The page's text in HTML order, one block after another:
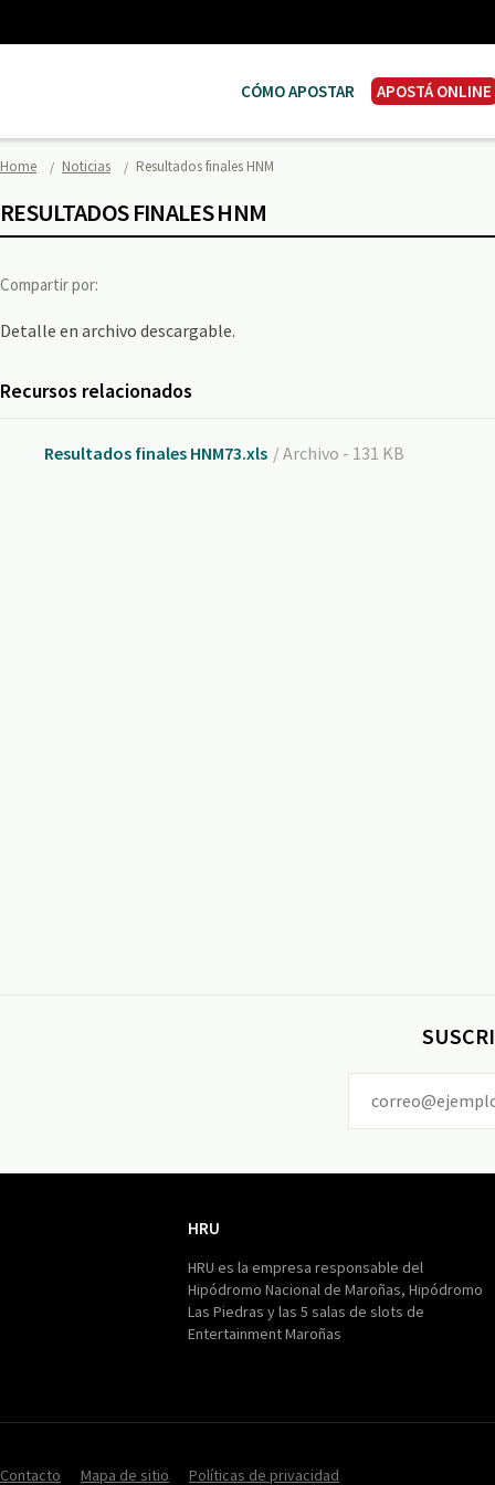
CÓMO APOSTAR APOSTÁ ONLINE
Home Noticias Resultados finales HNM
RESULTADOS FINALES HNM
Compartir por:
Detalle en archivo descargable.
Recursos relacionados
Resultados finales HNM73.xls / Archivo - 131 KB
HRU
HRU es la empresa responsable del
Hipódromo Nacional de Maroñas, Hipódromo
Las Piedras y las 5 salas de slots de
Entertainment Maroñas
Contacto Mapa de sitio Políticas de privacidad